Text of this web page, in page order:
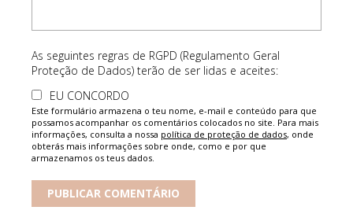
As seguintes regras de RGPD (Regulamento Geral
Proteção de Dados) terão de ser lidas e aceites:
EU CONCORDO
Este formulário armazena o teu nome, e-mail e conteúdo para que
possamos acompanhar os comentários colocados no site. Para mais
informações, consulta a nossa política de proteção de dados, onde
obterás mais informações sobre onde, como e por que
armazenamos os teus dados.